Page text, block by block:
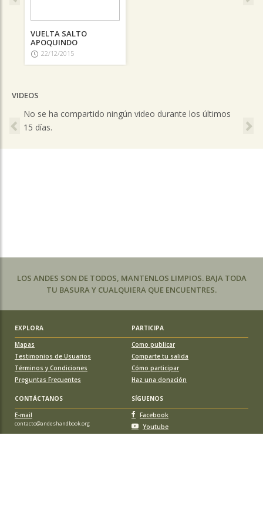
VUELTA SALTO
APOQUINDO
22/12/2015
VIDEOS
No se ha compartido ningún video durante los últimos
15 días.
Previous
LOS ANDES SON DE TODOS, MANTENLOS LIMPIOS. BAJA TODA
TU BASURA Y CUALQUIERA QUE ENCUENTRES.
EXPLORA
PARTICIPA
Mapas
Testimonios de Usuarios
Términos y Condiciones
Preguntas Frecuentes
Como publicar
Comparte tu salida
Cómo participar
Haz una donación
CONTÁCTANOS
SÍGUENOS
E-mail
contacto@andeshandbook.org
Facebook
Youtube